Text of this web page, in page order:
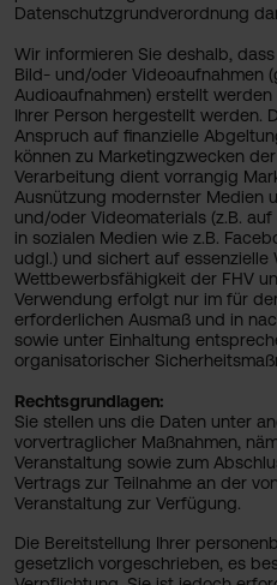
Datenschutzgrundverordnung
Wir informieren Sie deshalb,
Bild- und/oder Videoaufnahmen
Audioaufnahmen) erstellt
Ihrer Person hergestellt werden.
Anspruch auf finanzielle
können zu Marketingzwecken
Verarbeitung dient vorrangig
Ausnützung modernster Medien
und/oder Videomaterials (z.B.
in sozialen Medien wie z.B.
udgl.) und sichert auf essenzielle
Wettbewerbsfähigkeit der FHV
Verwendung erfolgt nur im für
erforderlichen Ausmaß und in
sowie unter Einhaltung
organisatorischer
Rechtsgrundlagen:
Sie stellen uns die Daten unter
vorvertraglicher Maßnahmen,
Veranstaltung sowie zum
Vertrags zur Teilnahme an der
Veranstaltung zur Verfügung.
Die Bereitstellung Ihrer
gesetzlich vorgeschrieben, es